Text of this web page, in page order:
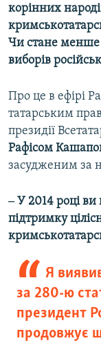
ДОЛУЧАЙСЯ!
Усі сайти RFE/
корінних
Чи стане менше
виборів
Про це в ефірі
татарським
президії
Рафісом
засудженим за
‒ У 2014 році ви
підтримку
Я
за 280-ю
президент
продовжує